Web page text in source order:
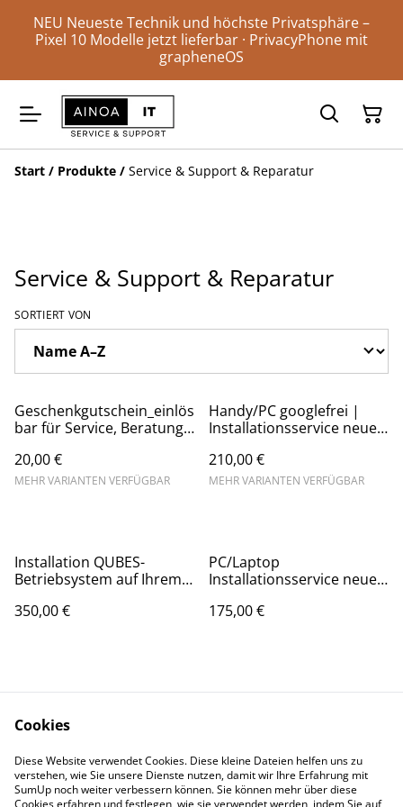
NEU Neueste Technik und höchste Privatsphäre –
Pixel 10 Modelle jetzt lieferbar · PrivacyPhone mit
grapheneOS
Start / Produkte / Service & Support & Reparatur
Service & Support & Reparatur
SORTIERT VON
Geschenkgutschein_einlös
bar für Service, Beratung,
Bitte Wunschbetrag unten
in Optionen auswählen!
20,00 €
MEHR VARIANTEN VERFÜGBAR
Handy/PC googlefrei |
Installationsservice neues
Ihrem Smartphone +
Umstiegsunterstützung
210,00 €
MEHR VARIANTEN VERFÜGBAR
Installation QUBES-
Betriebsystem auf Ihrem
Installationsservice
350,00 €
PC/Laptop
Installationsservice neues
opensource, googlefrei,
175,00 €
Kontakt zu uns
Produkte
Rechtliches
Privatsphäre
Cookies
Diese Website verwendet Cookies. Diese kleine Dateien helfen uns zu
verstehen, wie Sie unsere Dienste nutzen, damit wir Ihre Erfahrung mit
SumUp noch weiter verbessern können. Sie können mehr über diese
Cookies erfahren und festlegen, wie sie verwendet werden, indem Sie auf